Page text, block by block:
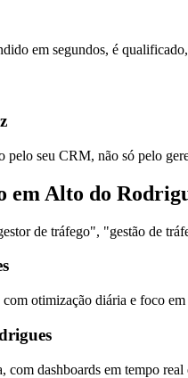
em segundos, é
seu CRM, não só pelo
em Alto do
de tráfego", "gestão de
otimização diária e foco em
dashboards em tempo